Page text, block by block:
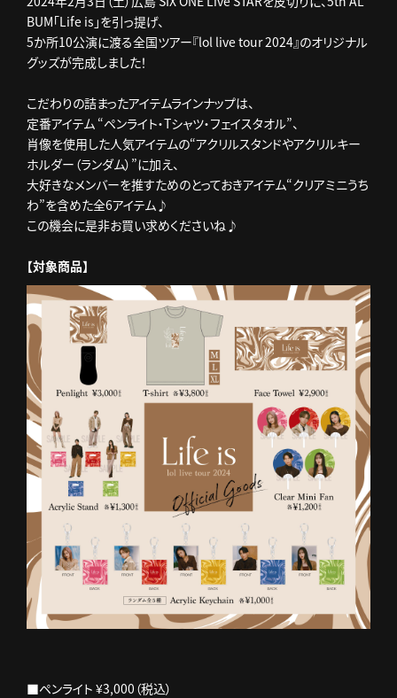
BUM「Life is」を引っ提げ、
5か所10公演に渡る全国ツアー『lol live tour 2024』のオリジナル
グッズが完成しました！
こだわりの詰まったアイテムラインナップは、
定番アイテム “ペンライト・Tシャツ・フェイスタオル”、
肖像を使用した人気アイテムの“アクリルスタンドやアクリルキー
ホルダー（ランダム）”に加え、
大好きなメンバーを推すためのとっておきアイテム“クリアミニうち
わ”を含めた全6アイテム♪
この機会に是非お買い求めくださいね♪
【対象商品】
■ペンライト ¥3,000（税込）